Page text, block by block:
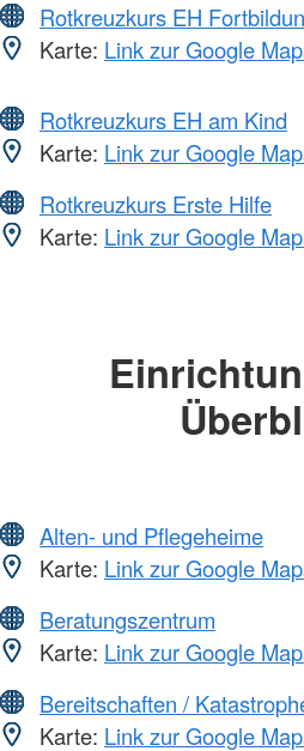
Rotkreuzkurs EH
Karte: Link zur Google
Rotkreuzkurs EH am Kind
Karte: Link zur Google
Rotkreuzkurs Erste Hilfe
Karte: Link zur Google
Alten- und Pflegeheime
Karte: Link zur Google
Beratungszentrum
Karte: Link zur Google
Bereitschaften /
Karte: Link zur Google